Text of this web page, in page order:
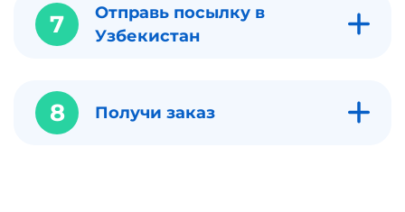
7
Отправь посылку в
Узбекистан
8 Получи заказ